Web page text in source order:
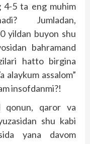
4-5 ta eng muhim
Jumladan,
yildan buyon shu
bahramand
hatto birgina
alaykum assalom”
insofdanmi?!
qonun, qaror va
shu kabi
yana davom